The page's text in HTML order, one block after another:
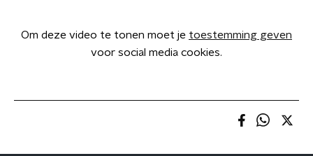
Om deze video te tonen moet je toestemming geven
voor social media cookies.